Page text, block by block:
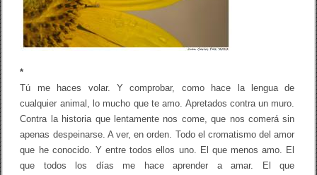
r
a
s
*
Tú me haces volar. Y comprobar, como hace la lengua de
cualquier animal, lo mucho que te amo. Apretados contra un muro.
Contra la historia que lentamente nos come, que nos comerá sin
apenas despeinarse. A ver, en orden. Todo el cromatismo del amor
que he conocido. Y entre todos ellos uno. El que menos amo. El
que todos los días me hace aprender a amar. El que